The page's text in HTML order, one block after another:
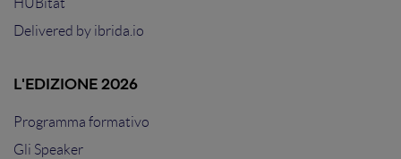
HUBitat
Delivered by ibrida.io
L'EDIZIONE 2026
Programma formativo
Gli Speaker